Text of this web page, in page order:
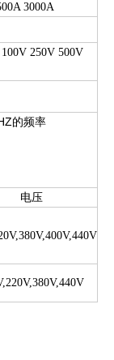
3000A
250V 500V
的频率
电压